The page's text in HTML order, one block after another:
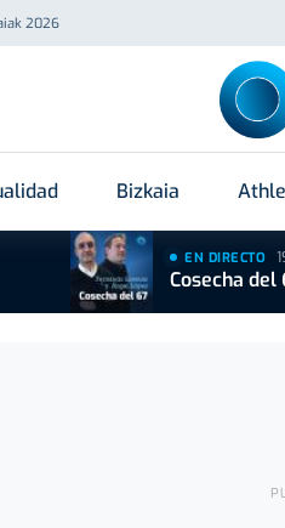
2026
Bizkaia
EN DIRECTO
Cosecha del